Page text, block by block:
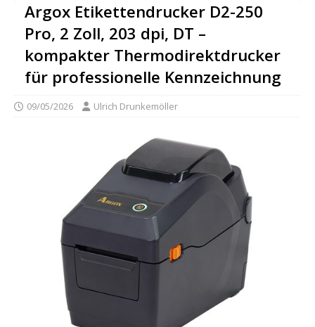
Argox Etikettendrucker D2-250
Pro, 2 Zoll, 203 dpi, DT –
kompakter Thermodirektdrucker
für professionelle Kennzeichnung
09/05/2026 Ulrich Drunkemöller